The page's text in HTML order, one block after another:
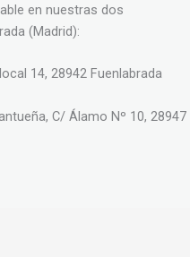
en nuestras dos
(Madrid):
14, 28942 Fuenlabrada
C/ Álamo Nº 10, 28947